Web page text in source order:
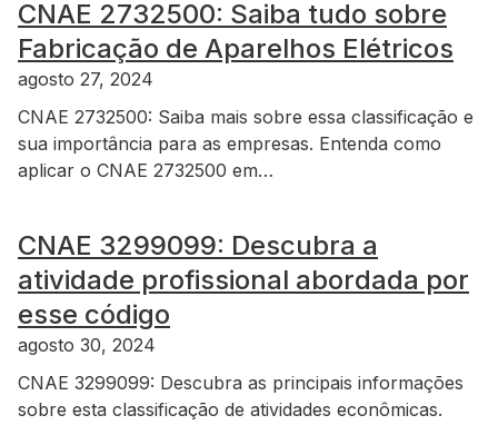
CNAE 2732500: Saiba tudo sobre
Fabricação de Aparelhos Elétricos
agosto 27, 2024
CNAE 2732500: Saiba mais sobre essa classificação e
sua importância para as empresas. Entenda como
aplicar o CNAE 2732500 em…
CNAE 3299099: Descubra a
atividade profissional abordada por
esse código
agosto 30, 2024
CNAE 3299099: Descubra as principais informações
sobre esta classificação de atividades econômicas.